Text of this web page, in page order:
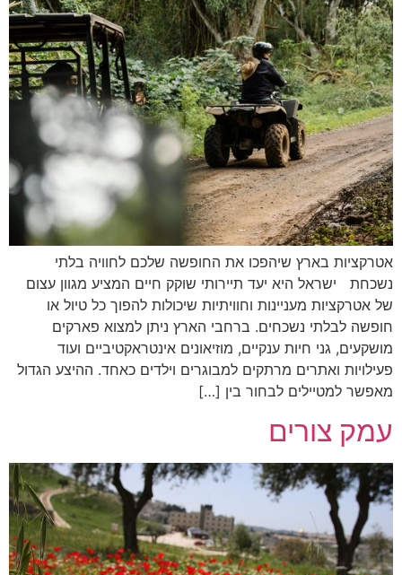
אטרקציות בארץ שיהפכו את החופשה שלכם לחוויה בלתי
נשכחת ישראל היא יעד תיירותי שוקק חיים המציע מגוון עצום
של אטרקציות מעניינות וחוויתיות שיכולות להפוך כל טיול או
חופשה לבלתי נשכחים. ברחבי הארץ ניתן למצוא פארקים
מושקעים, גני חיות ענקיים, מוזיאונים אינטראקטיביים ועוד
פעילויות ואתרים מרתקים למבוגרים וילדים כאחד. ההיצע הגדול
מאפשר למטיילים לבחור בין […]
עמק צורים